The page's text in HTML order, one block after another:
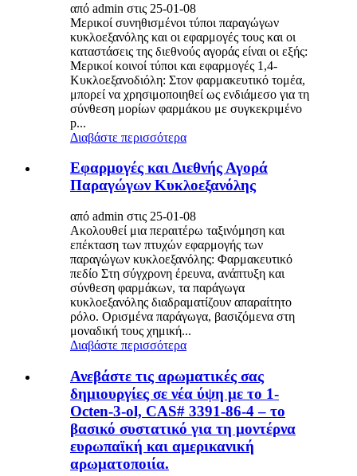
από admin στις 25-01-08
Μερικοί συνηθισμένοι τύποι παραγώγων
κυκλοεξανόλης και οι εφαρμογές τους και οι
καταστάσεις της διεθνούς αγοράς είναι οι εξής:
Μερικοί κοινοί τύποι και εφαρμογές 1,4-
Κυκλοεξανοδιόλη: Στον φαρμακευτικό τομέα,
μπορεί να χρησιμοποιηθεί ως ενδιάμεσο για τη
σύνθεση μορίων φαρμάκου με συγκεκριμένο
p...
Διαβάστε περισσότερα
Εφαρμογές και Διεθνής Αγορά
Παραγώγων Κυκλοεξανόλης
από admin στις 25-01-08
Ακολουθεί μια περαιτέρω ταξινόμηση και
επέκταση των πτυχών εφαρμογής των
παραγώγων κυκλοεξανόλης: Φαρμακευτικό
πεδίο Στη σύγχρονη έρευνα, ανάπτυξη και
σύνθεση φαρμάκων, τα παράγωγα
κυκλοεξανόλης διαδραματίζουν απαραίτητο
ρόλο. Ορισμένα παράγωγα, βασιζόμενα στη
μοναδική τους χημική...
Διαβάστε περισσότερα
Ανεβάστε τις αρωματικές σας
δημιουργίες σε νέα ύψη με το 1-
Octen-3-ol, CAS# 3391-86-4 – το
βασικό συστατικό για τη μοντέρνα
ευρωπαϊκή και αμερικανική
αρωματοποιία.